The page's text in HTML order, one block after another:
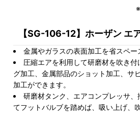
【SG-106-12】ホーザン エ
金属やガラスの表面加工を省スペー
圧縮エアを利用して研磨材を吹き
グ加工、金属部品のショット加工、サ
加工ができます。
研磨材タンク、エアコンプレッサ、
てフットバルブを踏めば、吸い上げ、